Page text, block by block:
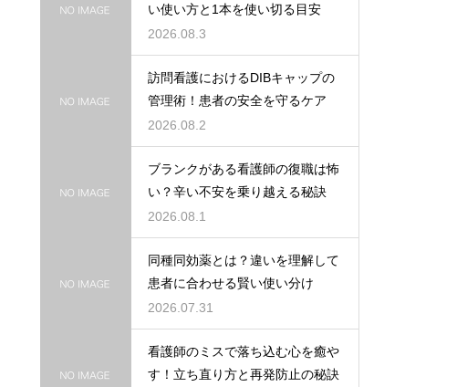
い使い方と1本を使い切る目安
2026.08.3
訪問看護におけるDIBキャップの
管理術！患者の安全を守るケア
2026.08.2
ブランクがある看護師の復職は怖
い？辛い不安を乗り越える秘訣
2026.08.1
同種同効薬とは？違いを理解して
患者に合わせる賢い使い分け
2026.07.31
看護師のミスで落ち込む心を癒や
す！立ち直り方と再発防止の秘訣